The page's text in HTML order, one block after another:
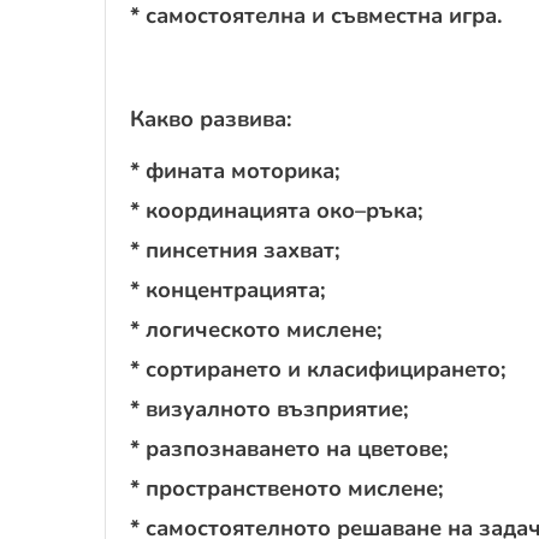
* самостоятелна и съвместна игра.
Какво развива:
* фината моторика;
* координацията око–ръка;
* пинсетния захват;
* концентрацията;
* логическото мислене;
* сортирането и класифицирането;
* визуалното възприятие;
* разпознаването на цветове;
* пространственото мислене;
* самостоятелното решаване на